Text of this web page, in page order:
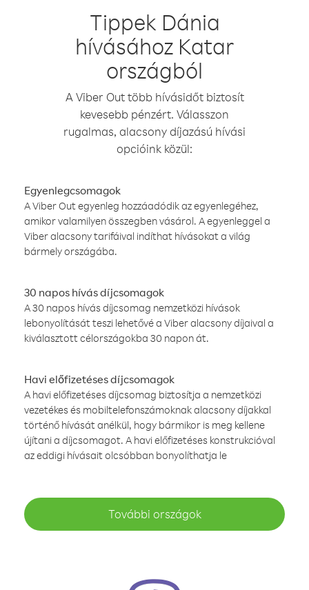
Tippek Dánia
hívásához Katar
országból
A Viber Out több hívásidőt biztosít
kevesebb pénzért. Válasszon
rugalmas, alacsony díjazású hívási
opcióink közül:
Egyenlegcsomagok
A Viber Out egyenleg hozzáadódik az egyenlegéhez,
amikor valamilyen összegben vásárol. A egyenleggel a
Viber alacsony tarifáival indíthat hívásokat a világ
bármely országába.
30 napos hívás díjcsomagok
A 30 napos hívás díjcsomag nemzetközi hívások
lebonyolítását teszi lehetővé a Viber alacsony díjaival a
kiválasztott célországokba 30 napon át.
Havi előfizetéses díjcsomagok
A havi előfizetéses díjcsomag biztosítja a nemzetközi
vezetékes és mobiltelefonszámoknak alacsony díjakkal
történő hívását anélkül, hogy bármikor is meg kellene
újítani a díjcsomagot. A havi előfizetéses konstrukcióval
az eddigi hívásait olcsóbban bonyolíthatja le
További országok